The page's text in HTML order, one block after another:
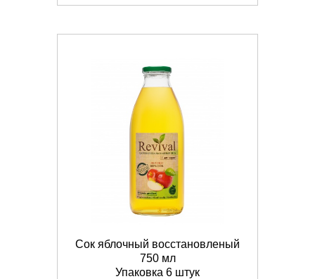
Сок яблочный восстановленый
750 мл
Упаковка 6 штук